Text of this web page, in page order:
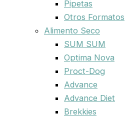
Pipetas
Otros Formatos
Alimento Seco
SUM SUM
Optima Nova
Proct-Dog
Advance
Advance Diet
Brekkies